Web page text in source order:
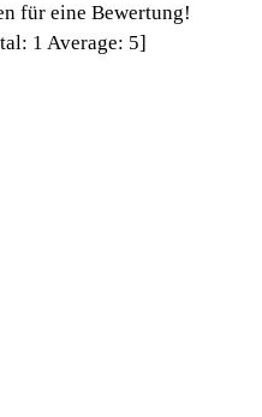
für eine Bewertung!
1 Average: 5]